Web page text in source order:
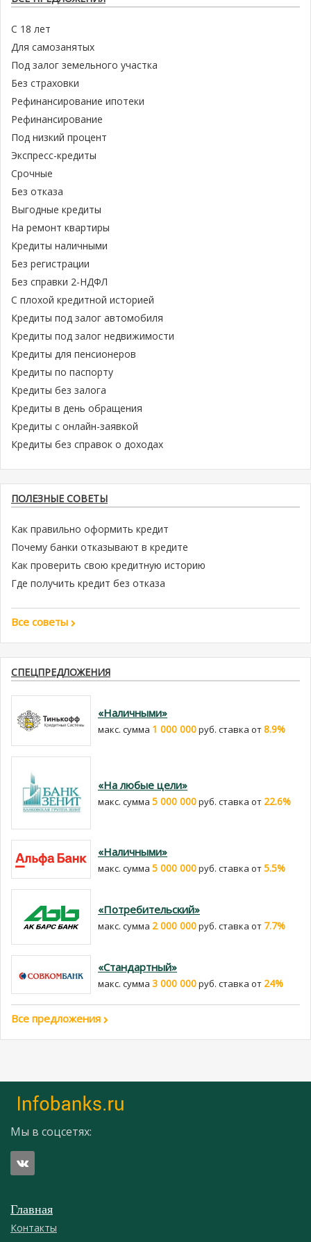
С 18 лет
Для самозанятых
Под залог земельного участка
Без страховки
Рефинансирование ипотеки
Рефинансирование
Под низкий процент
Экспресс-кредиты
Срочные
Без отказа
Выгодные кредиты
На ремонт квартиры
Кредиты наличными
Без регистрации
Без справки 2-НДФЛ
С плохой кредитной историей
Кредиты под залог автомобиля
Кредиты под залог недвижимости
Кредиты для пенсионеров
Кредиты по паспорту
Кредиты без залога
Кредиты в день обращения
Кредиты с онлайн-заявкой
Кредиты без справок о доходах
ПОЛЕЗНЫЕ СОВЕТЫ
Как правильно оформить кредит
Почему банки отказывают в кредите
Как проверить свою кредитную историю
Где получить кредит без отказа
Все советы
СПЕЦПРЕДЛОЖЕНИЯ
«Наличными»
макс. сумма 1 000 000руб. cтавка от8.9%
«На любые цели»
макс. сумма 5 000 000руб. cтавка от 22.6%
«Наличными»
макс. сумма 5 000 000руб. cтавка от5.5%
«Потребительский»
макс. сумма 2 000 000руб. cтавка от 7.7%
«Стандартный»
макс. сумма 3 000 000руб. cтавка от 24%
Все предложения
Мы в соцсетях:
Главная
Контакты